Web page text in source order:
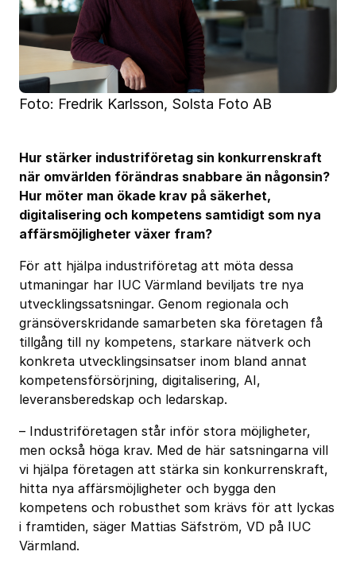
Foto: Fredrik Karlsson, Solsta Foto AB
Hur stärker industriföretag sin konkurrenskraft
när omvärlden förändras snabbare än någonsin?
Hur möter man ökade krav på säkerhet,
digitalisering och kompetens samtidigt som nya
affärsmöjligheter växer fram?
För att hjälpa industriföretag att möta dessa
utmaningar har IUC Värmland beviljats tre nya
utvecklingssatsningar. Genom regionala och
gränsöverskridande samarbeten ska företagen få
tillgång till ny kompetens, starkare nätverk och
konkreta utvecklingsinsatser inom bland annat
kompetensförsörjning, digitalisering, AI,
leveransberedskap och ledarskap.
– Industriföretagen står inför stora möjligheter,
men också höga krav. Med de här satsningarna vill
vi hjälpa företagen att stärka sin konkurrenskraft,
hitta nya affärsmöjligheter och bygga den
kompetens och robusthet som krävs för att lyckas
i framtiden, säger Mattias Säfström, VD på IUC
Värmland.